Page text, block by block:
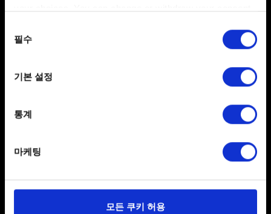
the Privacy trigger icon.
Collect information about your geographical
Identify your device by actively scanning it for
Find out more about how your personal data is processed
일부 쿠키는 웹 사이트를 정상적으로 이용하기 위해
선택
필수
기본 설정
통계
마케팅
모든 쿠키 허용
한국어
SNS 접속